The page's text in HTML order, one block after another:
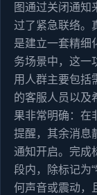
图通过关闭通知
过了紧急联络。
是建立一套精细
务场景中，这一
用人群主要包括
的客服人员以及
果非常明确：在
提醒，其余消息
通知开启。完成
段内，除标记为
何声音或震动，